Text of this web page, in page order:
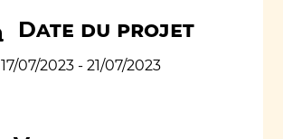
Date du projet
17/07/2023 - 21/07/2023